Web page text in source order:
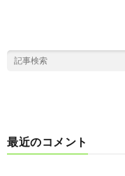
最近のコメント